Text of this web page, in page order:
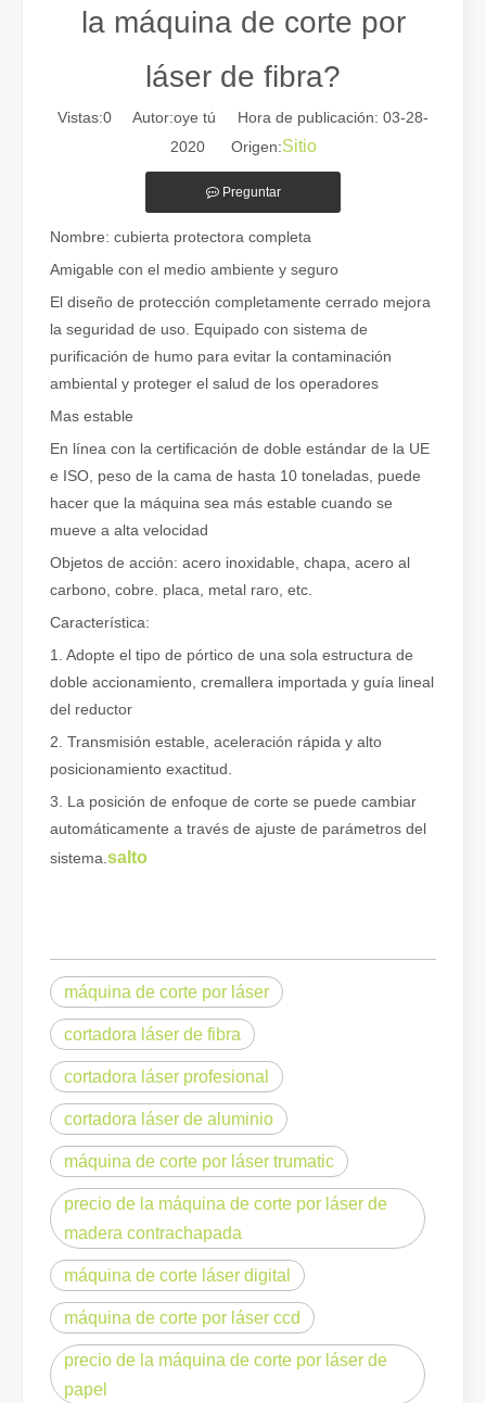
Guía 2026: Cómo las máquinas cortadoras de tubos por láser de fibra están revolucionando la fabricación de tuberías
¿Qué es el corte por láser de tubos?
El corte por láser de tubos es una tecnología clave en la
Cómo elegir su compañero de trabajo: máquina de corte por láser
El corte de metal por láser es un método de precisión que se
El corte por láser de láminas de metal es un método de corte muy utilizado.
El corte por láser de láminas de metal es un método de corte
la máquina de corte por
láser de fibra?
Vistas:0 Autor:oye tú Hora de publicación: 03-28-
2020 Origen:Sitio
Preguntar
Nombre: cubierta protectora completa
Amigable con el medio ambiente y seguro
El diseño de protección completamente cerrado mejora
la seguridad de uso. Equipado con sistema de
purificación de humo para evitar la contaminación
ambiental y proteger el salud de los operadores
Mas estable
En línea con la certificación de doble estándar de la UE
e ISO, peso de la cama de hasta 10 toneladas, puede
hacer que la máquina sea más estable cuando se
mueve a alta velocidad
Objetos de acción: acero inoxidable, chapa, acero al
carbono, cobre. placa, metal raro, etc.
Característica:
1. Adopte el tipo de pórtico de una sola estructura de
doble accionamiento, cremallera importada y guía lineal
del reductor
2. Transmisión estable, aceleración rápida y alto
posicionamiento exactitud.
3. La posición de enfoque de corte se puede cambiar
automáticamente a través de ajuste de parámetros del
sistema. salto
máquina de corte por láser
cortadora láser de fibra
cortadora láser profesional
cortadora láser de aluminio
máquina de corte por láser trumatic
precio de la máquina de corte por láser de
madera contrachapada
máquina de corte láser digital
máquina de corte por láser ccd
precio de la máquina de corte por láser de
papel